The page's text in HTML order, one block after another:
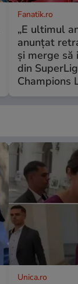
Fanatik.ro
„E ultimul
anunțat
și merge să
din
Champions
Unica.ro